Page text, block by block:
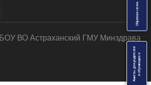
О
б
р
а
т
н
а
я
с
в
я
з
ь
Анкеты для родителей иобучающихс
я
ВО Астраханский ГМУ Минздрава